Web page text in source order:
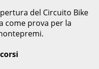
del Circuito Bike
come prova per la